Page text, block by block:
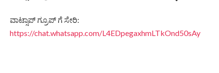
ವಾಟ್ಸಾಪ್ ಗ್ರೂಪ್ ಗೆ ಸೇರಿ:
https://chat.whatsapp.com/L4EDpegaxhmLTkOnd50sAy